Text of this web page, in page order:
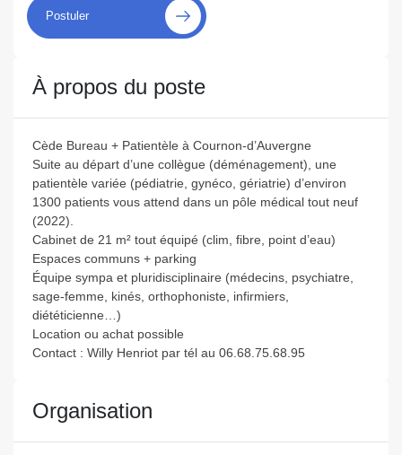
Postuler
À propos du poste
Cède Bureau + Patientèle à Cournon-d’Auvergne
Suite au départ d’une collègue (déménagement), une
patientèle variée (pédiatrie, gynéco, gériatrie) d’environ
1300 patients vous attend dans un pôle médical tout neuf
(2022).
Cabinet de 21 m² tout équipé (clim, fibre, point d’eau)
Espaces communs + parking
Équipe sympa et pluridisciplinaire (médecins, psychiatre,
sage-femme, kinés, orthophoniste, infirmiers,
diététicienne…)
Location ou achat possible
Contact : Willy Henriot par tél au 06.68.75.68.95
Organisation